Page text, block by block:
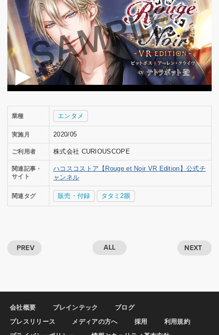
業種 エンタメ
実施月 2020/05
ご利用者 株式会社 CURIOUSCOPE
関連記事・
サイト
ハコスコストア【Rouge et Noir VR Edition】公式チ
ャンネル
関連タグ 販売・付録 タタミ2眼
PREV ALL NEXT
会社概要 ブレインテック
ブログ
プレスリリース
メディアの方へ 採用
利用規約